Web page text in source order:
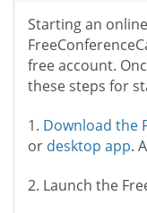
Starting an
free account.
these steps for
1. Download the
or desktop app.
2. Launch the